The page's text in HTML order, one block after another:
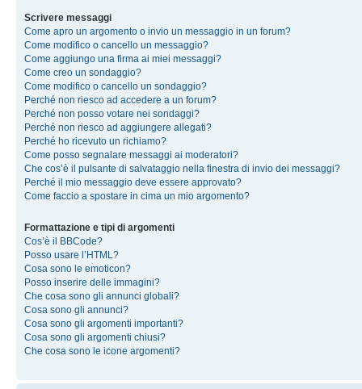
Scrivere messaggi
Come apro un argomento o invio un messaggio in un forum?
Come modifico o cancello un messaggio?
Come aggiungo una firma ai miei messaggi?
Come creo un sondaggio?
Come modifico o cancello un sondaggio?
Perché non riesco ad accedere a un forum?
Perché non posso votare nei sondaggi?
Perché non riesco ad aggiungere allegati?
Perché ho ricevuto un richiamo?
Come posso segnalare messaggi ai moderatori?
Che cos’è il pulsante di salvataggio nella finestra di invio dei messaggi?
Perché il mio messaggio deve essere approvato?
Come faccio a spostare in cima un mio argomento?
Formattazione e tipi di argomenti
Cos’è il BBCode?
Posso usare l’HTML?
Cosa sono le emoticon?
Posso inserire delle immagini?
Che cosa sono gli annunci globali?
Cosa sono gli annunci?
Cosa sono gli argomenti importanti?
Cosa sono gli argomenti chiusi?
Che cosa sono le icone argomenti?